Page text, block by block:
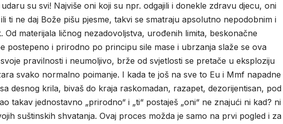
su svi! Najviše oni koji su npr. odgajili i donekle zdravu djecu, oni
ti ne daj Bože pišu pjesme, takvi se smatraju apsolutno nepodobnim i
materijala ličnog nezadovoljstva, urođenih limita, beskonačne
postepeno i prirodno po principu sile mase i ubrzanja slaže se ova
pravilnosti i neumoljivo, brže od svjetlosti se pretače u eksploziju
svako normalno poimanje. I kada te još na sve to Eu i Mmf napadne
desnog krila, bivaš do kraja raskomadan, razapet, dezorijentisan, pod
takav jednostavno „prirodno“ i „ti“ postaješ „oni“ ne znajući ni kad? ni
suštinskih shvatanja. Ovaj proces možda je samo na prvi pogled i za